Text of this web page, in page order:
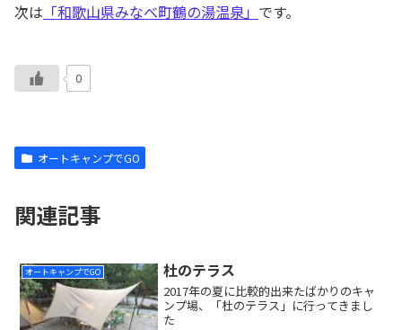
次は 「和歌山県みなべ町鶴の湯温泉」 です。
0
オートキャンプでGO
関連記事
オートキャンプでGO 杜のテラス
2017年の夏に比較的出来たばかりのキャ
ンプ場、「杜のテラス」に行ってきまし
た